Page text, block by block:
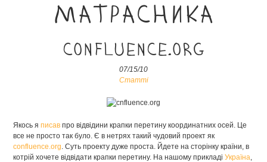
МАТРАСНИКА
confluence.org
07/15/10
Статті
Якось яписавпро відвідини крапки перетину координатних осей. Це
все не просто так було. Є в нетрях такий чудовий проект як
confluence.org. Суть проекту дуже проста. Йдете на сторінку країни, в
котрій хочете відвідати крапки перетину. На нашому прикладіУкраїна,